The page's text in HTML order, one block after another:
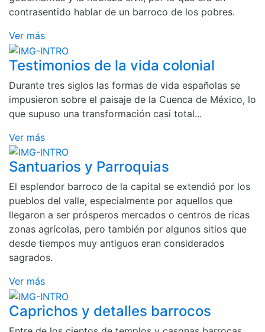
contrasentido hablar de un barroco de los pobres.
Ver más
Testimonios de la vida colonial
Durante tres siglos las formas de vida españolas se
impusieron sobre el paisaje de la Cuenca de México, lo
que supuso una transformación casi total...
Ver más
Santuarios y Parroquias
El esplendor barroco de la capital se extendió por los
pueblos del valle, especialmente por aquellos que
llegaron a ser prósperos mercados o centros de ricas
zonas agrícolas, pero también por algunos sitios que
desde tiempos muy antiguos eran considerados
sagrados.
Ver más
Caprichos y detalles barrocos